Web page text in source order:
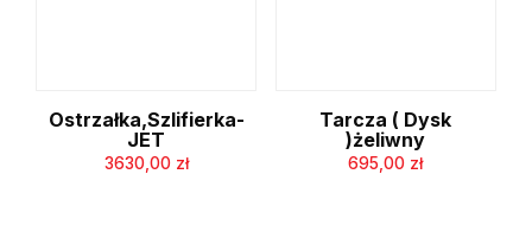
Ostrzałka,Szlifierka-
JET
3630,00 zł
Tarcza ( Dysk
)żeliwny
695,00 zł